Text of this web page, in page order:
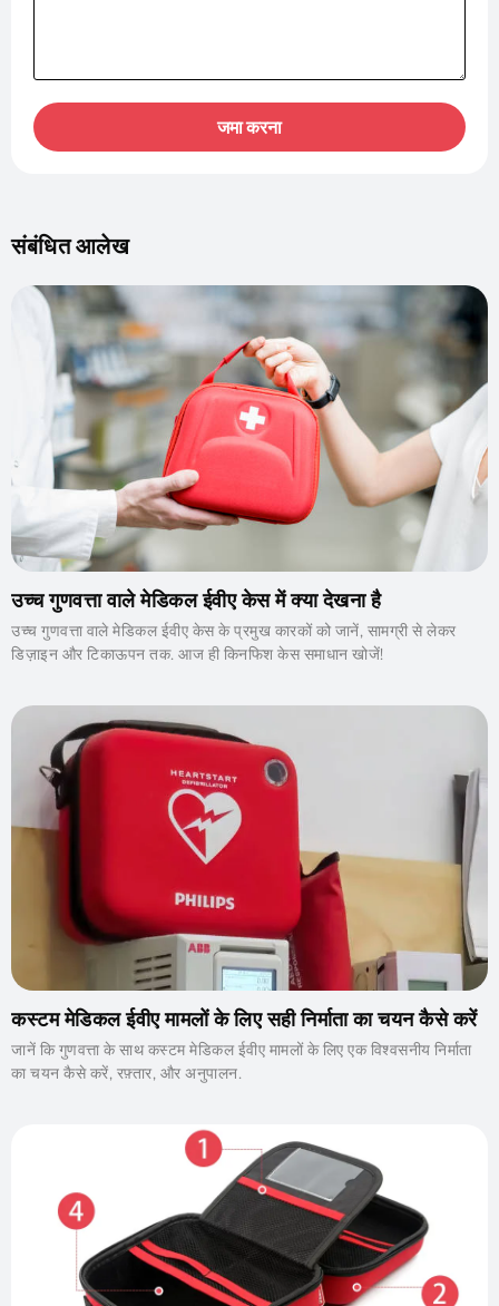
जमा करना
संबंधित आलेख
उच्च गुणवत्ता वाले मेडिकल ईवीए केस में क्या देखना है
उच्च गुणवत्ता वाले मेडिकल ईवीए केस के प्रमुख कारकों को जानें, सामग्री से लेकर
डिज़ाइन और टिकाऊपन तक. आज ही किनफिश केस समाधान खोजें!
कस्टम मेडिकल ईवीए मामलों के लिए सही निर्माता का चयन कैसे करें
जानें कि गुणवत्ता के साथ कस्टम मेडिकल ईवीए मामलों के लिए एक विश्वसनीय निर्माता
का चयन कैसे करें, रफ़्तार, और अनुपालन.